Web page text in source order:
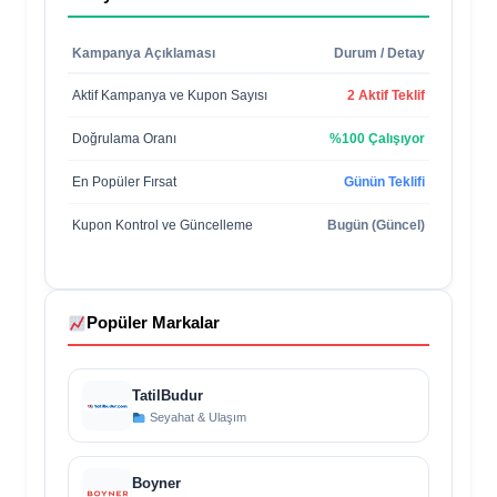
Kampanya Açıklaması Durum / Detay
Aktif Kampanya ve Kupon Sayısı 2 Aktif Teklif
Doğrulama Oranı %100 Çalışıyor
En Popüler Fırsat Günün Teklifi
Kupon Kontrol ve Güncelleme Bugün (Güncel)
Popüler Markalar
TatilBudur
Seyahat & Ulaşım
Boyner